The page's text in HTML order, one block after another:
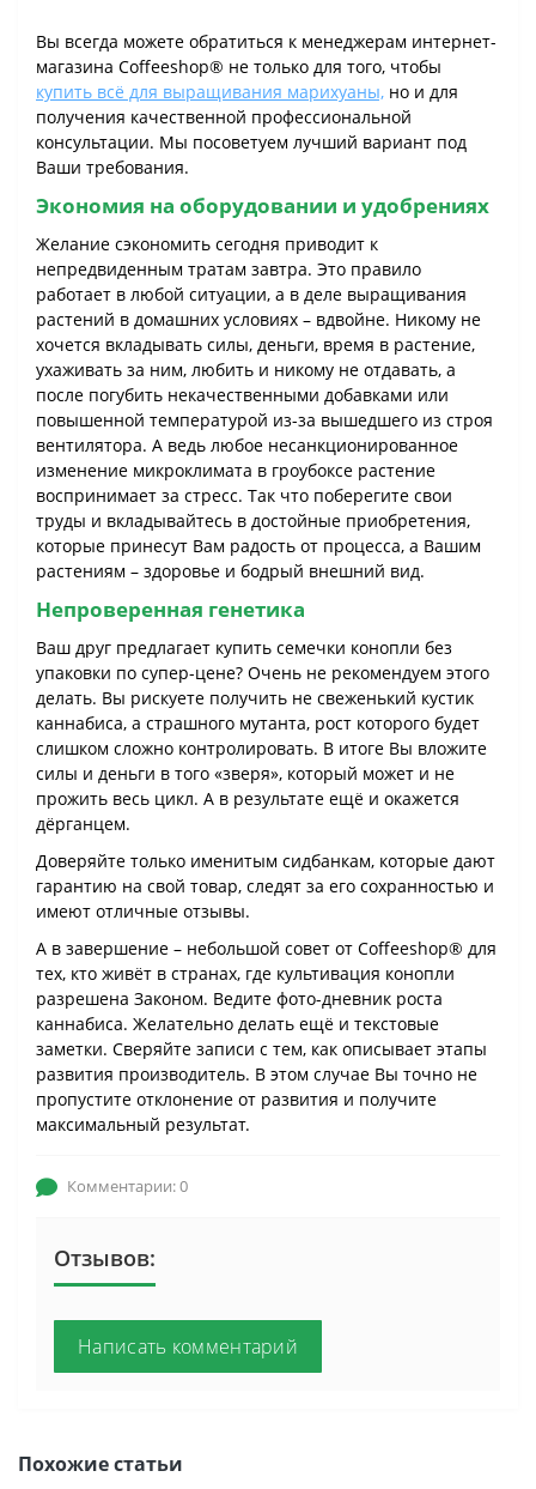
Вы всегда можете обратиться к менеджерам интернет-
магазина Coffeeshop® не только для того, чтобы
купить всё для выращивания марихуаны, но и для
получения качественной профессиональной
консультации. Мы посоветуем лучший вариант под
Ваши требования.
Экономия на оборудовании и удобрениях
Желание сэкономить сегодня приводит к
непредвиденным тратам завтра. Это правило
работает в любой ситуации, а в деле выращивания
растений в домашних условиях – вдвойне. Никому не
хочется вкладывать силы, деньги, время в растение,
ухаживать за ним, любить и никому не отдавать, а
после погубить некачественными добавками или
повышенной температурой из-за вышедшего из строя
вентилятора. А ведь любое несанкционированное
изменение микроклимата в гроубоксе растение
воспринимает за стресс. Так что поберегите свои
труды и вкладывайтесь в достойные приобретения,
которые принесут Вам радость от процесса, а Вашим
растениям – здоровье и бодрый внешний вид.
Непроверенная генетика
Ваш друг предлагает купить семечки конопли без
упаковки по супер-цене? Очень не рекомендуем этого
делать. Вы рискуете получить не свеженький кустик
каннабиса, а страшного мутанта, рост которого будет
слишком сложно контролировать. В итоге Вы вложите
силы и деньги в того «зверя», который может и не
прожить весь цикл. А в результате ещё и окажется
дёрганцем.
Доверяйте только именитым сидбанкам, которые дают
гарантию на свой товар, следят за его сохранностью и
имеют отличные отзывы.
А в завершение – небольшой совет от Coffeeshop® для
тех, кто живёт в странах, где культивация конопли
разрешена Законом. Ведите фото-дневник роста
каннабиса. Желательно делать ещё и текстовые
заметки. Сверяйте записи с тем, как описывает этапы
развития производитель. В этом случае Вы точно не
пропустите отклонение от развития и получите
максимальный результат.
Комментарии: 0
Отзывов:
Написать комментарий
Похожие статьи